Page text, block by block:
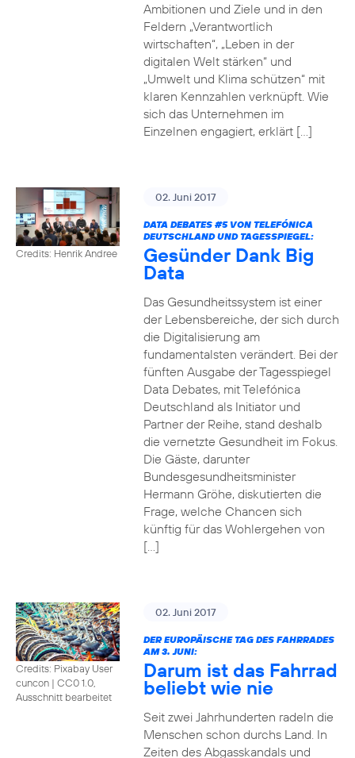
Ambitionen und Ziele und in den
Feldern „Verantwortlich
wirtschaften“, „Leben in der
digitalen Welt stärken“ und
„Umwelt und Klima schützen“ mit
klaren Kennzahlen verknüpft. Wie
sich das Unternehmen im
Einzelnen engagiert, erklärt […]
Credits: Henrik Andree
02. Juni 2017
DATA DEBATES #5VON TELEFÓNICA
DEUTSCHLAND UND TAGESSPIEGEL:
Gesünder Dank Big
Data
Das Gesundheitssystem ist einer
der Lebensbereiche, der sich durch
die Digitalisierung am
fundamentalsten verändert. Bei der
fünften Ausgabe der Tagesspiegel
Data Debates, mit Telefónica
Deutschland als Initiator und
Partner der Reihe, stand deshalb
die vernetzte Gesundheit im Fokus.
Die Gäste, darunter
Bundesgesundheitsminister
Hermann Gröhe, diskutierten die
Frage, welche Chancen sich
künftig für das Wohlergehen von
[…]
Credits: Pixabay User
cuncon | CC0 1.0,
Ausschnitt bearbeitet
02. Juni 2017
DER EUROPÄISCHE TAG DES FAHRRADES
AM 3. JUNI:
Darum ist das Fahrrad
beliebt wie nie
Seit zwei Jahrhunderten radeln die
Menschen schon durchs Land. In
Zeiten des Abgasskandals und